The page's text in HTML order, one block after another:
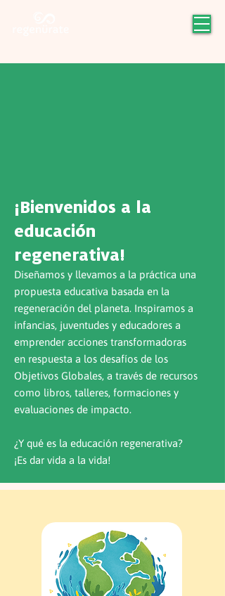
¡Bienvenidos a la
educación
regenerativa!
Diseñamos y llevamos a la práctica una
propuesta educativa basada en la
regeneración del planeta. Inspiramos a
infancias, juventudes y educadores a
emprender acciones transformadoras
en respuesta a los desafíos de los
Objetivos Globales, a través de recursos
como libros, talleres, formaciones y
evaluaciones de impacto.
¿Y qué es la educación regenerativa?
¡Es dar vida a la vida!